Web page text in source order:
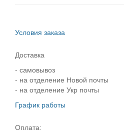
Условия заказа
Доставка
- самовывоз
- на отделение Новой почты
- на отделение Укр почты
График работы
Оплата: